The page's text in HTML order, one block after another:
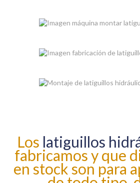
Los latiguillos
fabricamos y que
en stock son para